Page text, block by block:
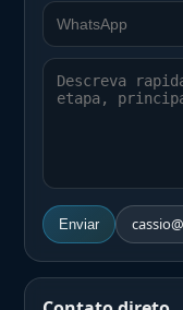
Enviar